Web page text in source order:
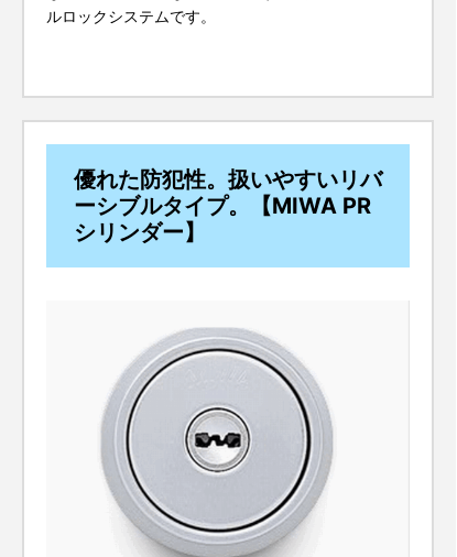
ルロックシステムです。
優れた防犯性。扱いやすいリバ
ーシブルタイプ。【MIWA PR
シリンダー】